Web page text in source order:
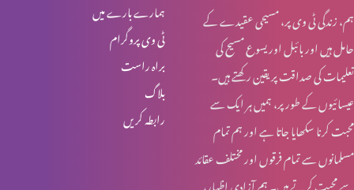
زندہ یسوع مسیح نے کلام کیا. کیسے؟
نیوزی لینڈ میں حملہ، پاکستان انڈیا میں تناؤ، حل؟
نیوزی لینڈ میں حملہ، پاکستان انڈیا میں تناؤ، حل؟ خدا کہاں ہے؟
ہمارے بارے میں
ٹی وی پروگرام
براہ راست
بلاگ
رابطہ کریں
ہم، زندگی ٹی وی پر، مسیحی عقیدے کے
حامل ہیں اور بائبل اور یسوع مسیح کی
تعلیمات کی صداقت پر یقین رکھتے ہیں۔
عیسائیوں کے طور پر، ہمیں ہر ایک سے
محبت کرنا سکھایا جاتا ہے اور ہم تمام
مسلمانوں سے تمام فرقوں اور مختلف عقائد
سے محبت کرتے ہیں۔ ہم آزادی اظہار،